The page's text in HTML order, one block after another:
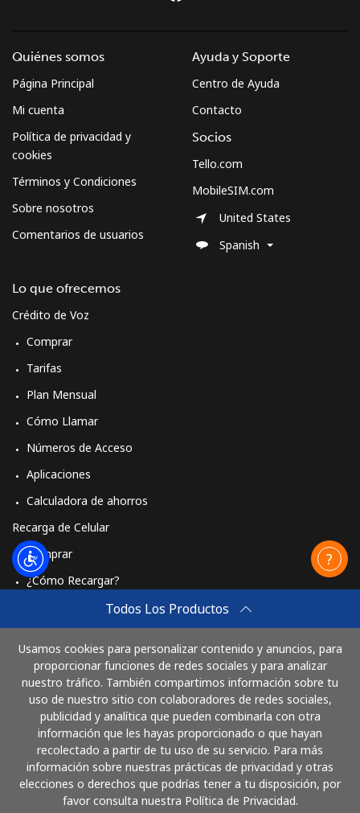
Todos Los Productos
Usamos cookies para personalizar contenido y anuncios, para
proporcionar funciones de redes sociales y para analizar
nuestro tráfico. También compartimos información sobre tu
uso de nuestro sitio con colaboradores de redes sociales,
publicidad y analítica que pueden combinarla con otra
información que les hayas proporcionado o que hayan
recolectado a partir de tu uso de su servicio. Para más
información sobre nuestras prácticas de privacidad y otras
elecciones o derechos que podrías tener a tu disposición, por
favor consulta nuestra Política de Privacidad.
Quiénes somos
Página Principal
Mi cuenta
Política de privacidad y
cookies
Términos y Condiciones
Sobre nosotros
Comentarios de usuarios
Lo que ofrecemos
Crédito de Voz
Comprar
Tarifas
Plan Mensual
Cómo Llamar
Números de Acceso
Aplicaciones
Calculadora de ahorros
Recarga de Celular
Comprar
¿Cómo Recargar?
Comprar
Cómo funciona
Ayuda y Soporte
Centro de Ayuda
Contacto
Socios
Tello.com
MobileSIM.com
United States
Spanish
Paga con